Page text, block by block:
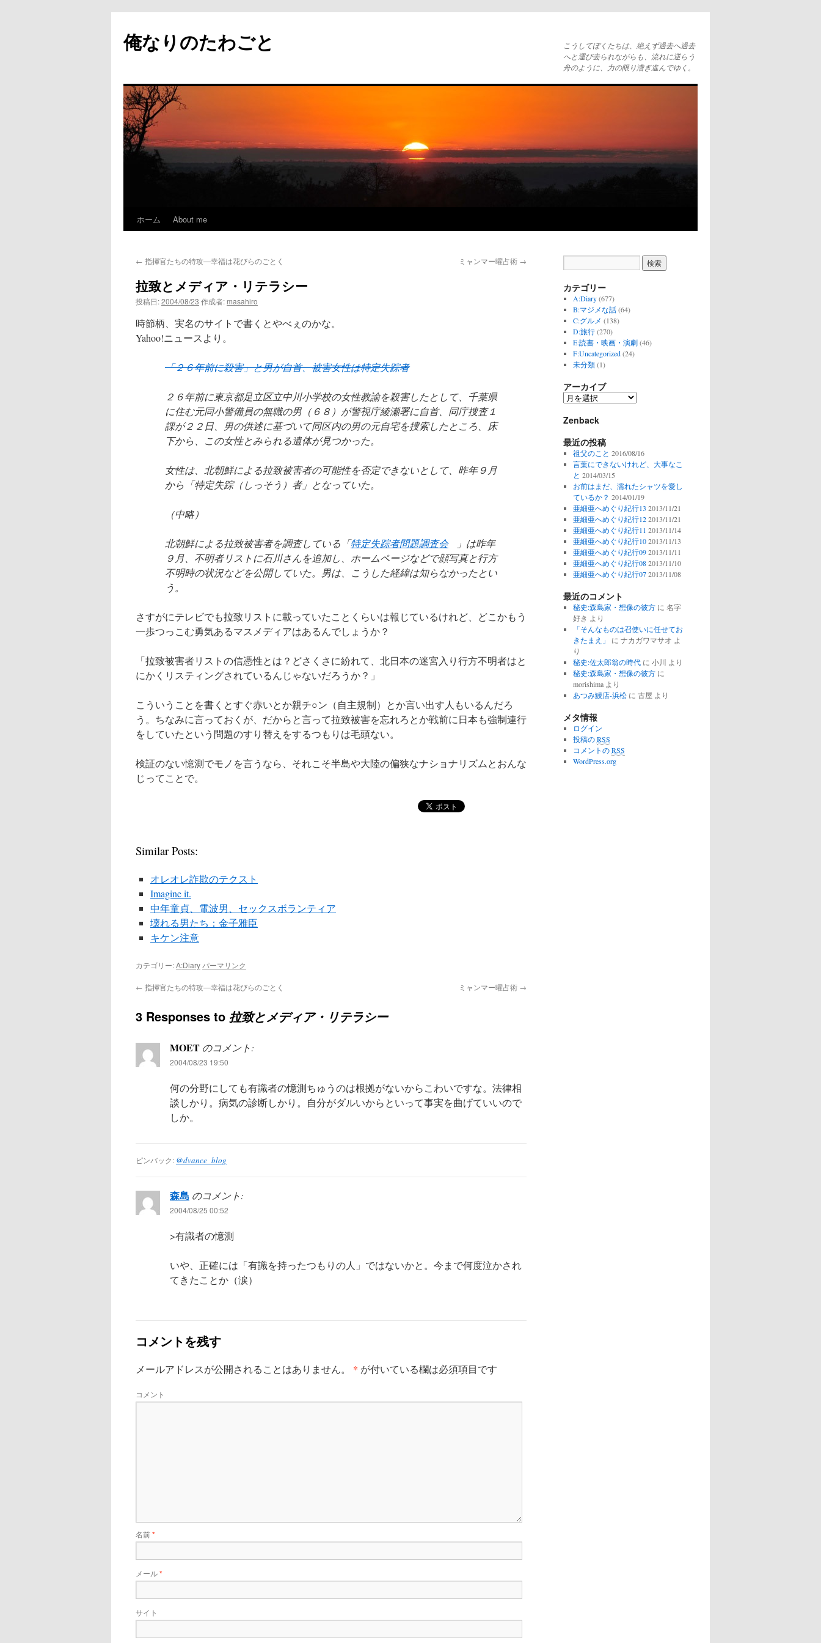
俺なりのたわごと
こうしてぼくたちは、絶えず過去へ過去
へと運び去られながらも、流れに逆らう
舟のように、力の限り漕ぎ進んでゆく。
テ
ン
へ
ホーム About me
← 指揮官たちの特攻―幸福は花びらのごとく ミャンマー曜占術 →
拉致とメディア・リテラシー
投稿日:2004/08/23 作成者: masahiro
時節柄、実名のサイトで書くとやべぇのかな。
Yahoo!ニュースより。
「２６年前に殺害」と男が自首、被害女性は特定失踪者
２６年前に東京都足立区立中川小学校の女性教諭を殺害したとして、千葉県
に住む元同小警備員の無職の男（６８）が警視庁綾瀬署に自首、同庁捜査１
課が２２日、男の供述に基づいて同区内の男の元自宅を捜索したところ、床
下から、この女性とみられる遺体が見つかった。
女性は、北朝鮮による拉致被害者の可能性を否定できないとして、昨年９月
から「特定失踪（しっそう）者」となっていた。
（中略）
北朝鮮による拉致被害者を調査している「特定失踪者問題調査会
」は昨年
９月、不明者リストに石川さんを追加し、ホームページなどで顔写真と行方
不明時の状況などを公開していた。男は、こうした経緯は知らなかったとい
う。
さすがにテレビでも拉致リストに載っていたことくらいは報じているけれど、どこかもう
一歩つっこむ勇気あるマスメディアはあるんでしょうか？
「拉致被害者リストの信憑性とは？どさくさに紛れて、北日本の迷宮入り行方不明者はと
にかくリスティングされているんじゃないだろうか？」
こういうことを書くとすぐ赤いとか親チ○ン（自主規制）とか言い出す人もいるんだろ
う。ちなみに言っておくが、だからと言って拉致被害を忘れろとか戦前に日本も強制連行
をしていたという問題のすり替えをするつもりは毛頭ない。
検証のない憶測でモノを言うなら、それこそ半島や大陸の偏狭なナショナリズムとおんな
じってことで。
Similar Posts:
オレオレ詐欺のテクスト
Imagine it.
中年童貞、電波男、セックスボランティア
壊れる男たち：金子雅臣
キケン注意
カテゴリー:A:Diary パーマリンク
← 指揮官たちの特攻―幸福は花びらのごとく ミャンマー曜占術 →
3 Responses to 拉致とメディア・リテラシー
MOET のコメント:
2004/08/23 19:50
何の分野にしても有識者の憶測ちゅうのは根拠がないからこわいですな。法律相
談しかり。病気の診断しかり。自分がダルいからといって事実を曲げていいので
しか。
ピンバック: @dvance_blog
森島 のコメント:
2004/08/25 00:52
>有識者の憶測
いや、正確には「有識を持ったつもりの人」ではないかと。今まで何度泣かされ
てきたことか（涙）
コメントを残す
メールアドレスが公開されることはありません。 * が付いている欄は必須項目です
コメント
名前*
メール*
サイト
カテゴリー
A:Diary(677)
B:マジメな話(64)
C:グルメ (138)
D:旅行(270)
E:読書・映画・演劇(46)
F:Uncategorized(24)
未分類(1)
アーカイブ
ア
カ
ブ
Zenback
最近の投稿
祖父のこと 2016/08/16
言葉にできないけれど、大事なこ
と 2014/03/15
お前はまだ、濡れたシャツを愛し
ているか？ 2014/01/19
亜細亜へめぐり紀行13 2013/11/21
亜細亜へめぐり紀行12 2013/11/21
亜細亜へめぐり紀行11 2013/11/14
亜細亜へめぐり紀行10 2013/11/13
亜細亜へめぐり紀行09 2013/11/11
亜細亜へめぐり紀行08 2013/11/10
亜細亜へめぐり紀行07 2013/11/08
最近のコメント
秘史:森島家・想像の彼方に 名字
好き より
「そんなものは召使いに任せてお
きたまえ」
に ナカガワマサオ よ
り
秘史:佐太郎翁の時代に 小川 より
秘史:森島家・想像の彼方に
morishimaより
あつみ鰻店-浜松に 古屋 より
メタ情報
ログイン
投稿のRSS
コメントのRSS
WordPress.org